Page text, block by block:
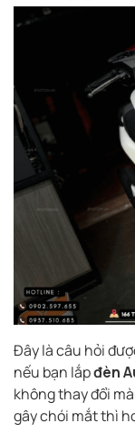
Đây là câu hỏi
nếu bạn lắpđèn
không thay đổi
gây chói mắt thì